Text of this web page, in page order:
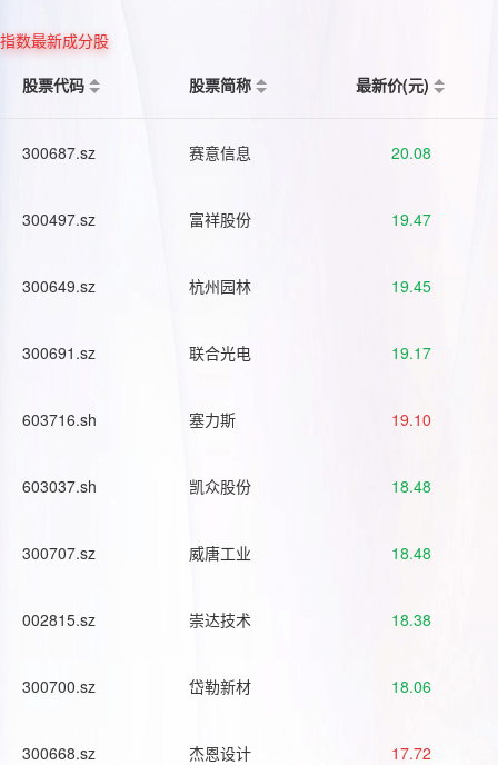
指数最新成分股
股票代码
股票简称 最新价(元)
300687.sz 赛意信息 20.08
300497.sz 富祥股份 19.47
300649.sz 杭州园林 19.45
300691.sz 联合光电 19.17
603716.sh 塞力斯 19.10
603037.sh 凯众股份 18.48
300707.sz 威唐工业 18.48
002815.sz 崇达技术 18.38
300700.sz 岱勒新材 18.06
300668.sz 杰恩设计 17.72